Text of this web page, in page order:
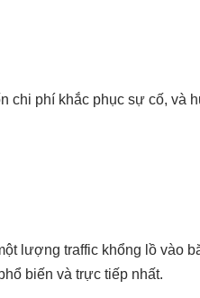
chi phí khắc phục sự cố, và
lượng traffic khổng lồ vào
biến và trực tiếp nhất.